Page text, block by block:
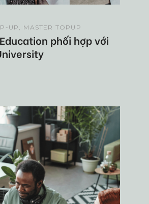
UP MASTER TOPUP
phối hợp với